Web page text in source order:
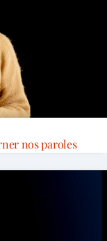
nos paroles